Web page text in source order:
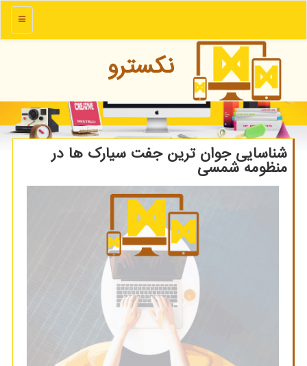
منو
نكسترو
شناسایی جوان ترین جفت سیارک ها در
منظومه شمسی